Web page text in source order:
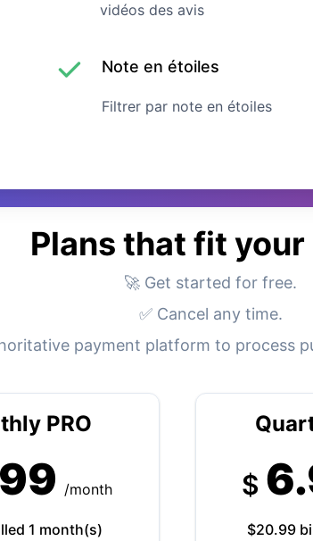
vidéos des avis
Note en étoiles
Filtrer par note en étoiles
Plans that fit your
🚀 Get started for free.
✅ Cancel any time.
payment platform to process
PRO
/month
1 month(s)
$
$20.99